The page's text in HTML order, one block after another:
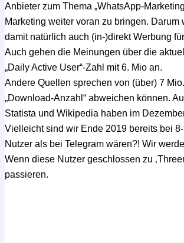
Anbieter zum Thema „WhatsApp-
Marketing weiter voran zu bringen.
damit natürlich auch (in-)direkt Werbung
Auch gehen die Meinungen über die
„Daily Active User“-Zahl mit 6. Mio an.
Andere Quellen sprechen von (über) 7
„Download-Anzahl“ abweichen können.
Statista und Wikipedia haben im
Vielleicht sind wir Ende 2019 bereits bei
Nutzer als bei Telegram wären?! Wir
Wenn diese Nutzer geschlossen zu
passieren.